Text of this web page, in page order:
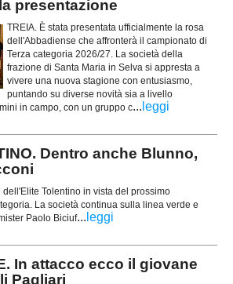
presentazione
TREIA. È stata presentata ufficialmente la rosa
dell'Abbadiense che affronterà il campionato di
Terza categoria 2026/27. La società della
frazione di Santa Maria in Selva si appresta a
vivere una nuova stagione con entusiasmo,
puntando su diverse novità sia a livello
in campo, con un gruppo c... leggi
Dentro anche Blunno,
Tolentino in vista del prossimo
La società continua sulla linea verde e
Paolo Biciuf... leggi
In attacco ecco il giovane
Pagliari